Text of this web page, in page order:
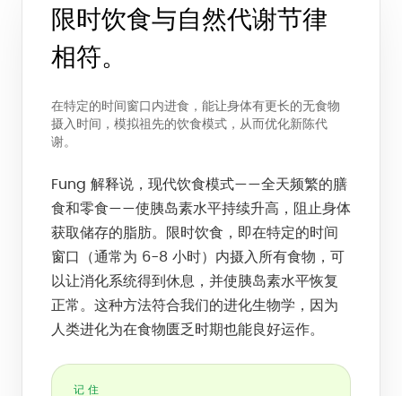
限时饮食与自然代谢节律
相符。
在特定的时间窗口内进食，能让身体有更长的无食物
摄入时间，模拟祖先的饮食模式，从而优化新陈代
谢。
Fung 解释说，现代饮食模式——全天频繁的膳
食和零食——使胰岛素水平持续升高，阻止身体
获取储存的脂肪。限时饮食，即在特定的时间
窗口（通常为 6-8 小时）内摄入所有食物，可
以让消化系统得到休息，并使胰岛素水平恢复
正常。这种方法符合我们的进化生物学，因为
人类进化为在食物匮乏时期也能良好运作。
记住